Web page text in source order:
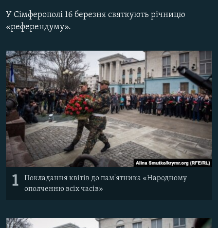
СПЕЦПРОЕКТИ
ВІДЕОУРОКИ «ELIFBE»
СВІДЧЕННЯ ОКУПАЦІЇ
УКРАЇНСЬКА ПРОБЛЕМА КРИМУ
ІНФОГРАФІКА
Русский
Qırımtatar
ДОЛУЧАЙСЯ!
Усі сайти RFE/RL
У Сімферополі 16 березня святкують річницю
«референдуму».
1
Покладання квітів до пам'ятника «Народному
ополченню всіх часів»